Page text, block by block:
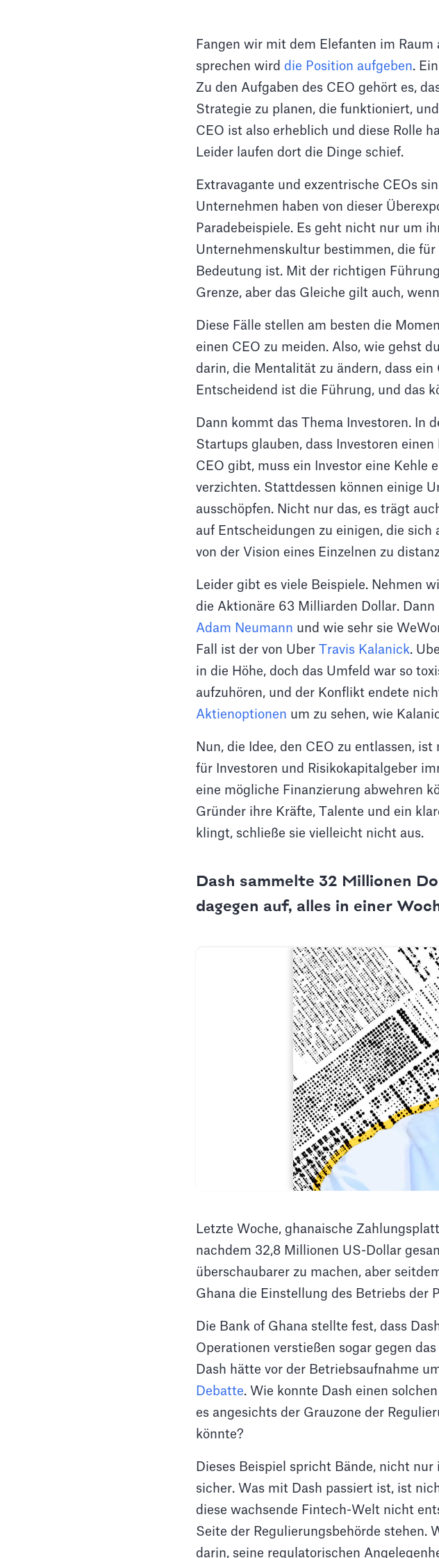
Fangen wir mit dem Elefanten im
sprechen wird die Position aufgeben.
Zu den Aufgaben des CEO gehört es,
Strategie zu planen, die funktioniert,
CEO ist also erheblich und diese Rolle
Leider laufen dort die Dinge schief.
Extravagante und exzentrische CEOs
Unternehmen haben von dieser
Paradebeispiele. Es geht nicht nur um
Unternehmenskultur bestimmen, die
Bedeutung ist. Mit der richtigen
Grenze, aber das Gleiche gilt auch,
Diese Fälle stellen am besten die
einen CEO zu meiden. Also, wie gehst
darin, die Mentalität zu ändern, dass
Entscheidend ist die Führung, und das
Dann kommt das Thema Investoren. In
Startups glauben, dass Investoren
CEO gibt, muss ein Investor eine Kehle
verzichten. Stattdessen können einige
ausschöpfen. Nicht nur das, es trägt
auf Entscheidungen zu einigen, die
von der Vision eines Einzelnen zu
Leider gibt es viele Beispiele. Nehmen
die Aktionäre 63 Milliarden Dollar.
Adam Neumann und wie sehr sie
Fall ist der von Uber Travis Kalanick.
in die Höhe, doch das Umfeld war so
aufzuhören, und der Konflikt endete
Aktienoptionen um zu sehen, wie
Nun, die Idee, den CEO zu entlassen,
für Investoren und Risikokapitalgeber
eine mögliche Finanzierung abwehren
Gründer ihre Kräfte, Talente und ein
klingt, schließe sie vielleicht nicht aus.
Dash sammelte 32 Millionen
dagegen auf, alles in einer
Letzte Woche, ghanaische
nachdem 32,8 Millionen US-Dollar
überschaubarer zu machen, aber
Ghana die Einstellung des Betriebs der
Die Bank of Ghana stellte fest, dass
Operationen verstießen sogar gegen
Dash hätte vor der Betriebsaufnahme
Debatte. Wie konnte Dash einen
es angesichts der Grauzone der
könnte?
Dieses Beispiel spricht Bände, nicht
sicher. Was mit Dash passiert ist, ist
diese wachsende Fintech-Welt nicht
Seite der Regulierungsbehörde stehen.
darin, seine regulatorischen